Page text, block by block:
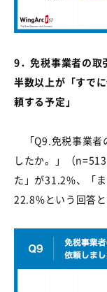
9．免税事業者の取
半数以上が「すで
頼する予定」
「Q9. 免税事業者
したか。」（n=513
た」が31.2%、「
22.8%という回答